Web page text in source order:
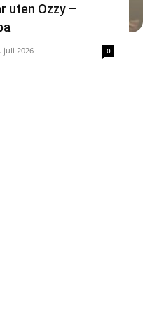
uten Ozzy –
juli 2026 0